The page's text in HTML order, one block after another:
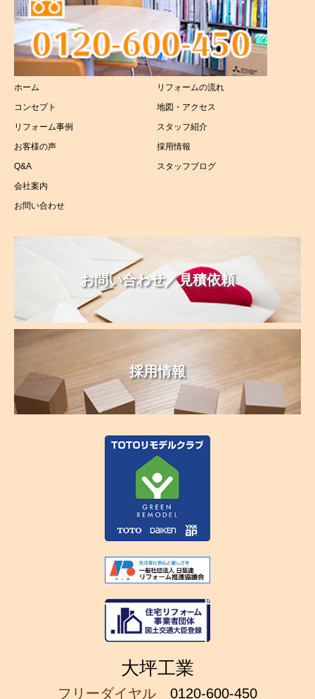
浴室リフォーム
トイレリフォーム
洗面所リフォーム
太陽光リフォーム
ホーム
コンセプト
リフォーム事例
お客様の声
Q&A
会社案内
お問い合わせ
リフォームの流れ
地図・アクセス
スタッフ紹介
採用情報
スタッフブログ
お問い合わせ／見積依頼
採用情報
大坪工業
フリーダイヤル 0120-600-450